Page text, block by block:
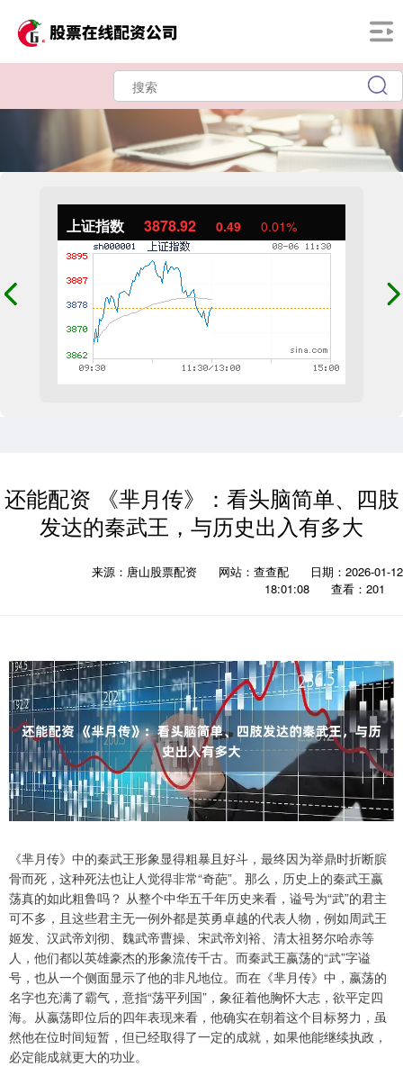
上证指数 3878.92 0.49 0.01%
还能配资 《芈月传》：看头脑简单、四肢
发达的秦武王，与历史出入有多大
来源：唐山股票配资 网站：查查配
日期：2026-01-12
18:01:08
查看：201
《芈月传》中的秦武王形象显得粗暴且好斗，最终因为举鼎时折断膑
骨而死，这种死法也让人觉得非常“奇葩”。那么，历史上的秦武王嬴
荡真的如此粗鲁吗？ 从整个中华五千年历史来看，谥号为“武”的君主
可不多，且这些君主无一例外都是英勇卓越的代表人物，例如周武王
姬发、汉武帝刘彻、魏武帝曹操、宋武帝刘裕、清太祖努尔哈赤等
人，他们都以英雄豪杰的形象流传千古。而秦武王嬴荡的“武”字谥
号，也从一个侧面显示了他的非凡地位。而在《芈月传》中，嬴荡的
名字也充满了霸气，意指“荡平列国”，象征着他胸怀大志，欲平定四
海。从嬴荡即位后的四年表现来看，他确实在朝着这个目标努力，虽
然他在位时间短暂，但已经取得了一定的成就，如果他能继续执政，
必定能成就更大的功业。